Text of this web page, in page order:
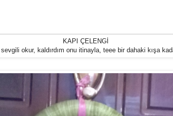
KAPI ÇELENGİ
okur, kaldırdım onu itinayla, teee bir dahaki kışa